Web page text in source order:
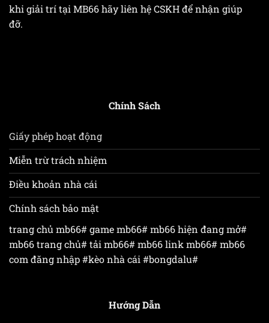
khi giải trí tại MB66 hãy liên hệ CSKH để nhận giúp
đỡ.
Chính Sách
Giấy phép hoạt động
Miễn trừ trách nhiệm
Điều khoản nhà cái
Chính sách bảo mật
trang chủ mb66# game mb66# mb66 hiện đang mở#
mb66 trang chủ# tải mb66# mb66 link mb66# mb66
com đăng nhập #kèo nhà cái #bongdalu#
Hướng Dẫn